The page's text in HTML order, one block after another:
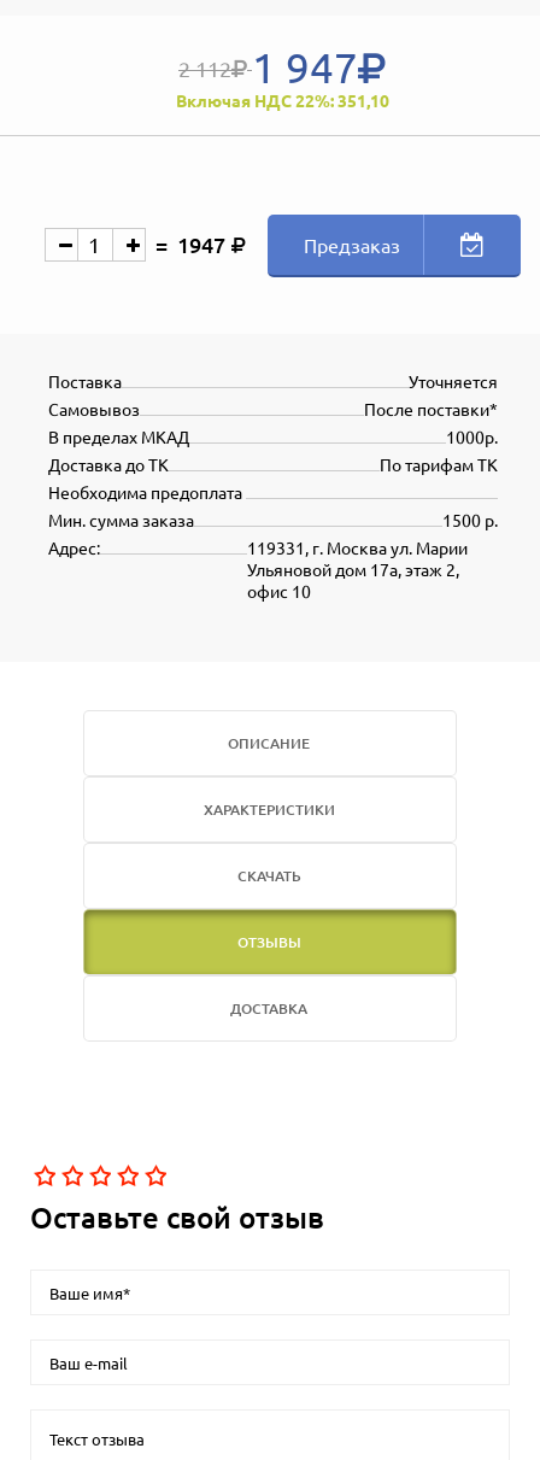
2 112 1 947
Включая НДС 22%: 351,10
1947 Предзаказ
Уточняется
Поставка
После поставки*
Самовывоз
1000р.
В пределах МКАД
По тарифам ТК
Доставка до ТК
Необходима предоплата
1500 р.
Мин. сумма заказа
119331, г. Москва ул. Марии
Ульяновой дом 17а, этаж 2,
офис 10
Адрес:
ОПИСАНИЕ
ХАРАКТЕРИСТИКИ
СКАЧАТЬ
ОТЗЫВЫ
ДОСТАВКА
Оставьте свой отзыв